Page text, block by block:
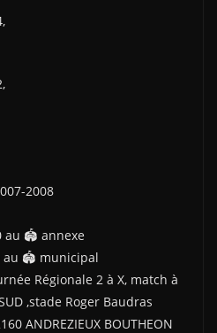
2008
au 🏟 annexe
au 🏟 municipal
Régionale 2 à X, match à
,stade Roger Baudras
ANDREZIEUX BOUTHEON